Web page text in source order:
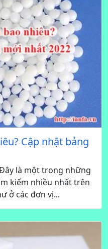
Cập nhật bảng
là một trong những
kiếm nhiều nhất trên
ở các đơn vị...